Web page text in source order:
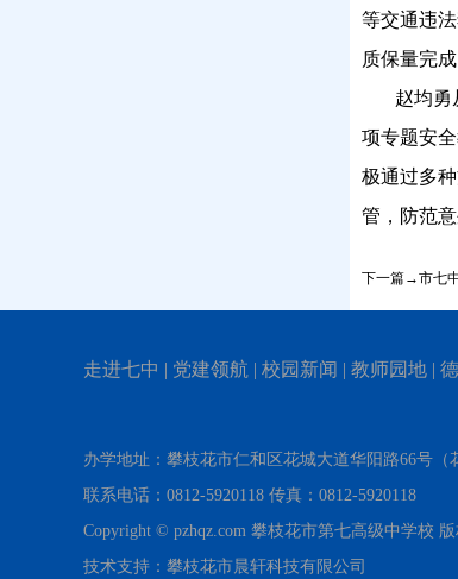
等交通违
质保量完
赵均勇
项专题安
极通过多
管，防范
下一篇→市七
走进七中 | 党建领航 | 校园新闻 | 教师园地|
办学地址：攀枝花市仁和区花城大道华阳路66号
联系电话：0812-5920118 传真：0812-5920118
Copyright © pzhqz.com 攀枝花市第七高级中学校
技术支持：攀枝花市晨轩科技有限公司